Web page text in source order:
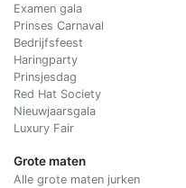
Examen gala
Prinses Carnaval
Bedrijfsfeest
Haringparty
Prinsjesdag
Red Hat Society
Nieuwjaarsgala
Luxury Fair
Grote maten
Alle grote maten jurken